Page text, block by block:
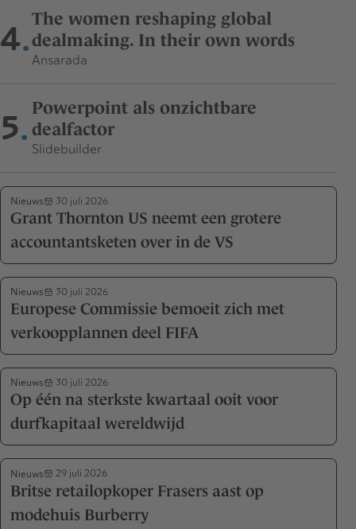
4 The women reshaping global
dealmaking. In their own words
Ansarada
5
Powerpoint als onzichtbare
dealfactor
Slidebuilder
Nieuws 30 juli 2026
Grant Thornton US neemt een grotere
accountantsketen over in de VS
Nieuws 30 juli 2026
Europese Commissie bemoeit zich met
verkoopplannen deel FIFA
Nieuws 30 juli 2026
Op één na sterkste kwartaal ooit voor
durfkapitaal wereldwijd
Nieuws 29 juli 2026
Britse retailopkoper Frasers aast op
modehuis Burberry